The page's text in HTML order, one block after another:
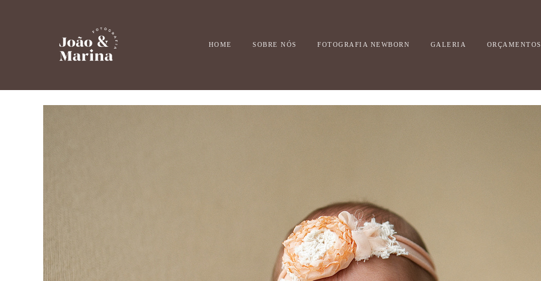
HOME SOBRE NÓS FOTOGRAFIA NEWBORN GALERIA ORÇAMENTOS